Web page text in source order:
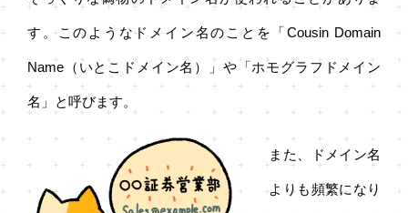
す。このようなドメイン名のことを「Cousin Domain
Name（いとこドメイン名）」や「ホモグラフドメイン
名」と呼びます。
また、ドメイン名
よりも頻繁になり